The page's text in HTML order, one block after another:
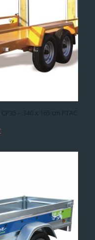
– 340 x 165 cm PTAC